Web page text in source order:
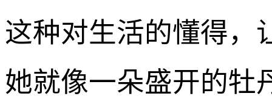
这种对生活的懂得，
她就像一朵盛开的牡